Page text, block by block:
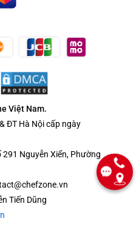
Việt Nam.
ĐT Hà Nội cấp ngày
Nguyễn Xiển, Phường
Tiến Dũng